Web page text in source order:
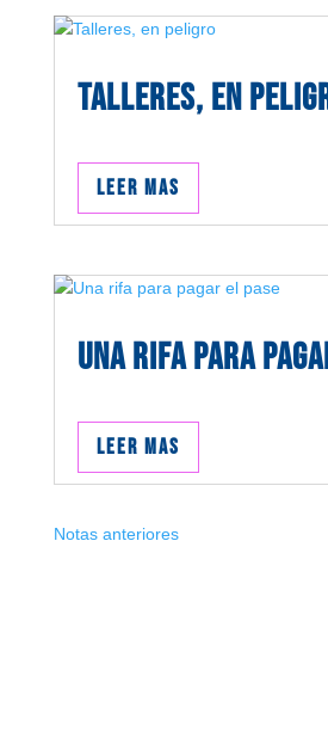
Talleres, en
Leer mas
Una rifa para
Leer mas
Notas anteriores